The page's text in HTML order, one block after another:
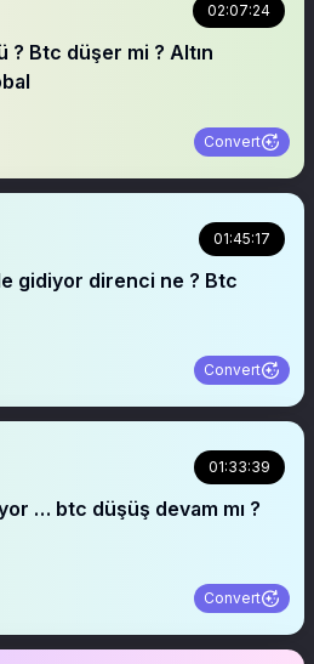
02:07:24
? Btc düşer mi ? Altın
? Global
Convert
01:45:17
ne ? Btc
Convert
01:33:39
Convert